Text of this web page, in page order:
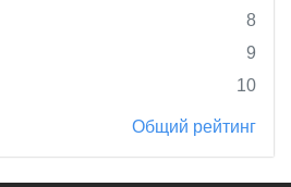
8
9
10
Общий рейтинг